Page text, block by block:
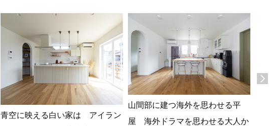
青空に映える白い家は アイラン
山間部に建つ海外を思わせる平
屋 海外ドラマを思わせる大人か